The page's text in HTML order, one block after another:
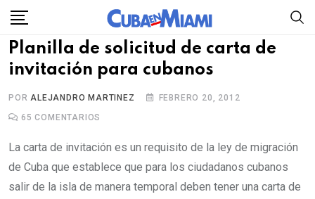
Skip
content
Planilla de solicitud de carta de
invitación para cubanos
PORALEJANDRO MARTINEZ
FEBRERO 20, 2012
65 COMENTARIOS
La carta de invitación es un requisito de la ley de migración
de Cuba que establece que para los ciudadanos cubanos
salir de la isla de manera temporal deben tener una carta de